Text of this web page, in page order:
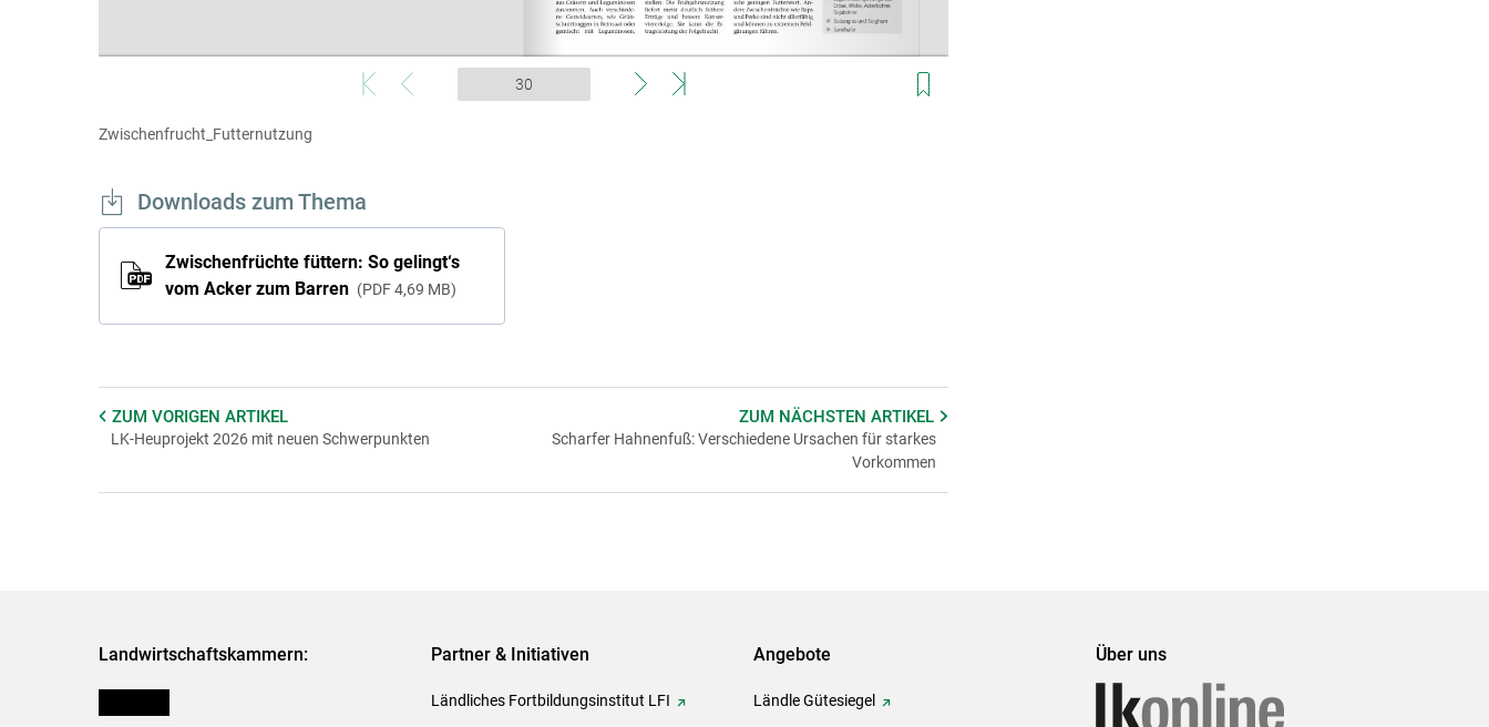
Zwischenfrucht_Futternutzung
Downloads zum Thema
Zwischenfrüchte füttern: So gelingt‘s
vom Acker zum Barren
PDF 4,69 MB
ZUM VORIGEN ARTIKEL
LK-Heuprojekt 2026 mit neuen Schwerpunkten
ZUM NÄCHSTENARTIKEL
Scharfer Hahnenfuß: Verschiedene Ursachen für starkes
Vorkommen
Landwirtschaftskammern: Partner & Initiativen
Ländliches Fortbildungsinstitut LFI
Angebote
Ländle Gütesiegel
Über uns